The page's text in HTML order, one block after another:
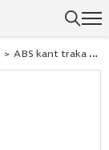
> ABS kant traka sirovi hrast 24105 42×2